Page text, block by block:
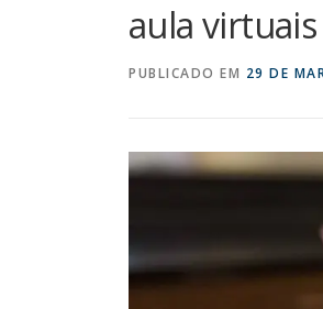
aula virtuais
PUBLICADO EM 29 DE